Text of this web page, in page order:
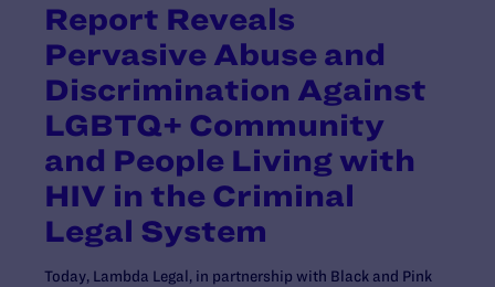
Report Reveals
Pervasive Abuse and
Discrimination Against
LGBTQ+ Community
and People Living with
HIV in the Criminal
Legal System
Today, Lambda Legal, in partnership with Black and Pink